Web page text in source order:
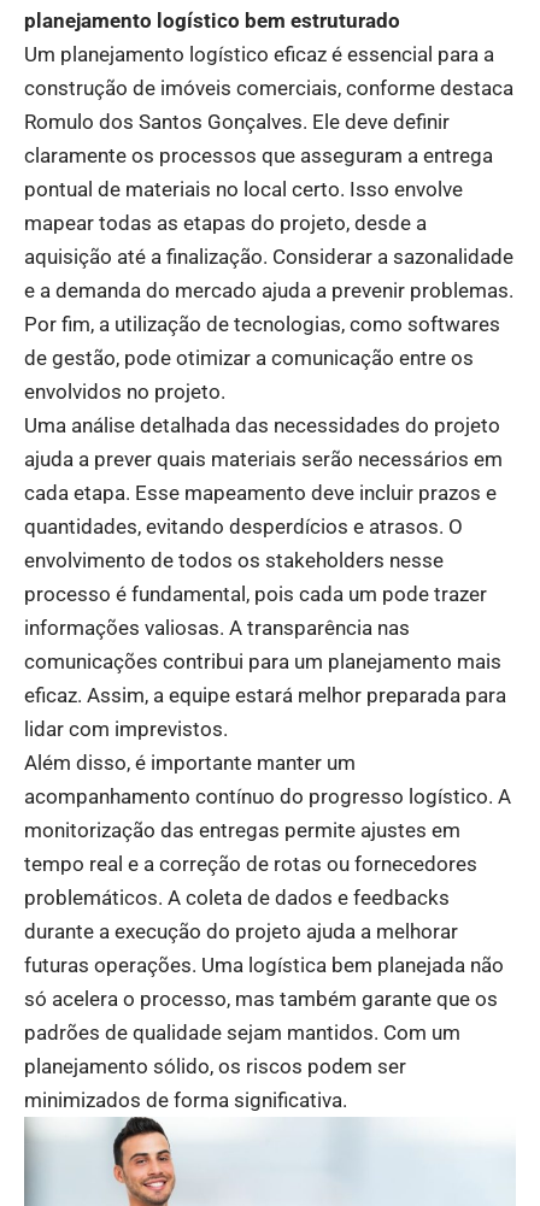
planejamento logístico bem estruturado
Um planejamento logístico eficaz é essencial para a
construção de imóveis comerciais, conforme destaca
Romulo dos Santos Gonçalves. Ele deve definir
claramente os processos que asseguram a entrega
pontual de materiais no local certo. Isso envolve
mapear todas as etapas do projeto, desde a
aquisição até a finalização. Considerar a sazonalidade
e a demanda do mercado ajuda a prevenir problemas.
Por fim, a utilização de tecnologias, como softwares
de gestão, pode otimizar a comunicação entre os
envolvidos no projeto.
Uma análise detalhada das necessidades do projeto
ajuda a prever quais materiais serão necessários em
cada etapa. Esse mapeamento deve incluir prazos e
quantidades, evitando desperdícios e atrasos. O
envolvimento de todos os stakeholders nesse
processo é fundamental, pois cada um pode trazer
informações valiosas. A transparência nas
comunicações contribui para um planejamento mais
eficaz. Assim, a equipe estará melhor preparada para
lidar com imprevistos.
Além disso, é importante manter um
acompanhamento contínuo do progresso logístico. A
monitorização das entregas permite ajustes em
tempo real e a correção de rotas ou fornecedores
problemáticos. A coleta de dados e feedbacks
durante a execução do projeto ajuda a melhorar
futuras operações. Uma logística bem planejada não
só acelera o processo, mas também garante que os
padrões de qualidade sejam mantidos. Com um
planejamento sólido, os riscos podem ser
minimizados de forma significativa.